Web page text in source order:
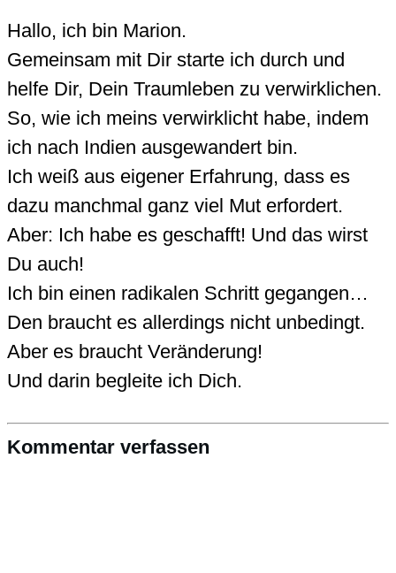
Hallo, ich bin Marion.
Gemeinsam mit Dir starte ich durch und
helfe Dir, Dein Traumleben zu verwirklichen.
So, wie ich meins verwirklicht habe, indem
ich nach Indien ausgewandert bin.
Ich weiß aus eigener Erfahrung, dass es
dazu manchmal ganz viel Mut erfordert.
Aber: Ich habe es geschafft! Und das wirst
Du auch!
Ich bin einen radikalen Schritt gegangen…
Den braucht es allerdings nicht unbedingt.
Aber es braucht Veränderung!
Und darin begleite ich Dich.
Kommentar verfassen